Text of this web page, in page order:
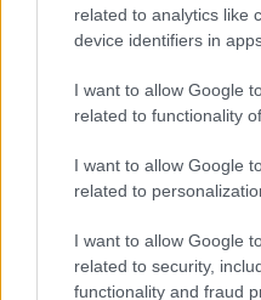
related to analytics like
device identifiers in
I want to allow Google
related to functionality
I want to allow Google
related to
I want to allow Google
related to security,
functionality and fraud